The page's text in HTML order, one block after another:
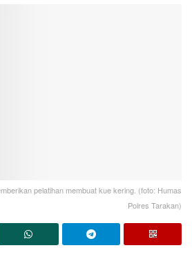
pelatihan membuat kue kering. (foto: Humas
Polres Tarakan)